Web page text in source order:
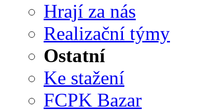
Hrají za nás
Realizační týmy
Ostatní
Ke stažení
FCPK Bazar